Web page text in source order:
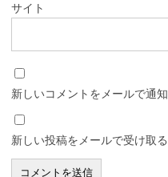
サイト
新しいコメントをメールで通知
新しい投稿をメールで受け取る